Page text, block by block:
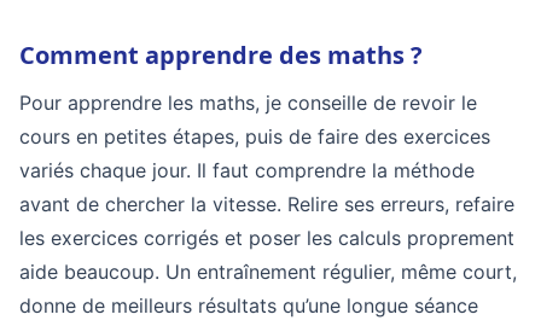
Comment apprendre des maths ?
Pour apprendre les maths, je conseille de revoir le
cours en petites étapes, puis de faire des exercices
variés chaque jour. Il faut comprendre la méthode
avant de chercher la vitesse. Relire ses erreurs, refaire
les exercices corrigés et poser les calculs proprement
aide beaucoup. Un entraînement régulier, même court,
donne de meilleurs résultats qu’une longue séance